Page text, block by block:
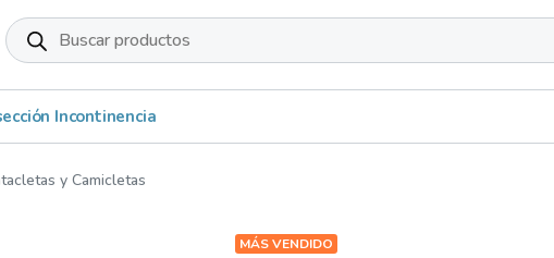
Products
search
Incontinencia
y Camicletas
MÁS VENDIDO